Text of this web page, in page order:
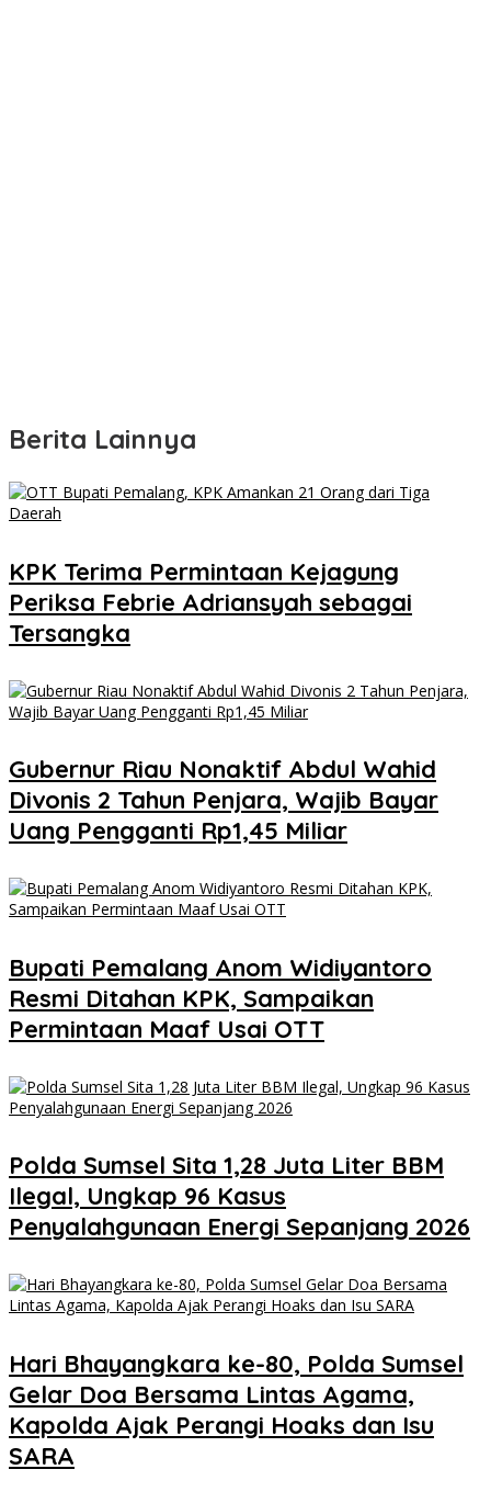
Berita Lainnya
KPK Terima Permintaan Kejagung
Periksa Febrie Adriansyah sebagai
Tersangka
Gubernur Riau Nonaktif Abdul Wahid
Divonis 2 Tahun Penjara, Wajib Bayar
Uang Pengganti Rp1,45 Miliar
Bupati Pemalang Anom Widiyantoro
Resmi Ditahan KPK, Sampaikan
Permintaan Maaf Usai OTT
Polda Sumsel Sita 1,28 Juta Liter BBM
Ilegal, Ungkap 96 Kasus
Penyalahgunaan Energi Sepanjang 2026
Hari Bhayangkara ke-80, Polda Sumsel
Gelar Doa Bersama Lintas Agama,
Kapolda Ajak Perangi Hoaks dan Isu
SARA